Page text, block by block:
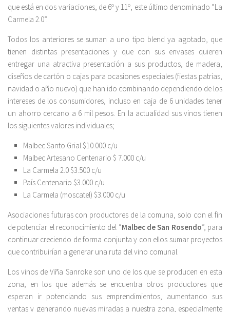
que está en dos variaciones, de 6º y 11º, este último denominado “La
Carmela 2.0”.
Todos los anteriores se suman a uno tipo blend ya agotado, que
tienen distintas presentaciones y que con sus envases quieren
entregar una atractiva presentación a sus productos, de madera,
diseños de cartón o cajas para ocasiones especiales (fiestas patrias,
navidad o año nuevo) que han ido combinando dependiendo de los
intereses de los consumidores, incluso en caja de 6 unidades tener
un ahorro cercano a 6 mil pesos. En la actualidad sus vinos tienen
los siguientes valores individuales;
Malbec Santo Grial $10.000 c/u
Malbec Artesano Centenario $ 7.000 c/u
La Carmela 2.0 $3.500 c/u
País Centenario $3.000 c/u
La Carmela (moscatel) $3.000 c/u
Asociaciones futuras con productores de la comuna, solo con el fin
de potenciar el reconocimiento del “Malbec de San Rosendo”, para
continuar creciendo de forma conjunta y con ellos sumar proyectos
que contribuirían a generar una ruta del vino comunal.
Los vinos de Viña Sanroke son uno de los que se producen en esta
zona, en los que además se encuentra otros productores que
esperan ir potenciando sus emprendimientos, aumentando sus
ventas y generando nuevas miradas a nuestra zona, especialmente